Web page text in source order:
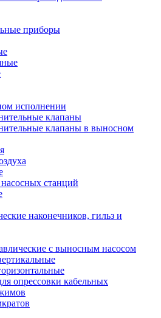
приборы
исполнении
клапаны
клапаны в выносном
станций
наконечников, гильз и
с выносным насосом
опрессовки кабельных